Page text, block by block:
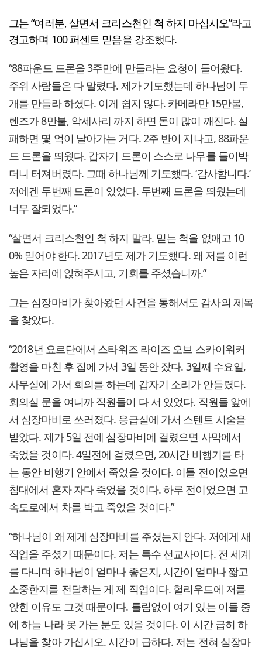
그는 “여러분, 살면서 크리스천인 척 하지 마십시오”라고
경고하며 100 퍼센트 믿음을 강조했다.
“88파운드 드론을 3주만에 만들라는 요청이 들어왔다.
주위 사람들은 다 말렸다. 제가 기도했는데 하나님이 두
개를 만들라 하셨다. 이게 쉽지 않다. 카메라만 15만불,
렌즈가 8만불, 악세사리 까지 하면 돈이 많이 깨진다. 실
패하면 몇 억이 날아가는 거다. 2주 반이 지나고, 88파운
드 드론을 띄웠다. 갑자기 드론이 스스로 나무를 들이박
더니 터져버렸다. 그때 하나님께 기도했다. ‘감사합니다.’
저에겐 두번째 드론이 있었다. 두번째 드론을 띄웠는데
너무 잘되었다.”
“살면서 크리스천인 척 하지 말라. 믿는 척을 없애고 10
0% 믿어야 한다. 2017년도 제가 기도했다. 왜 저를 이런
높은 자리에 앉혀주시고, 기회를 주셨습니까.”
그는 심장마비가 찾아왔던 사건을 통해서도 감사의 제목
을 찾았다.
“2018년 요르단에서 스타워즈 라이즈 오브 스카이워커
촬영을 마친 후 집에 가서 3일 동안 잤다. 3일째 수요일,
사무실에 가서 회의를 하는데 갑자기 소리가 안들렸다.
회의실 문을 여니까 직원들이 다 서 있었다. 직원들 앞에
서 심장마비로 쓰러졌다. 응급실에 가서 스텐트 시술을
받았다. 제가 5일 전에 심장마비에 걸렸으면 사막에서
죽었을 것이다. 4일전에 걸렸으면, 20시간 비행기를 타
는 동안 비행기 안에서 죽었을 것이다. 이틀 전이었으면
침대에서 혼자 자다 죽었을 것이다. 하루 전이었으면 고
속도로에서 차를 박고 죽었을 것이다.”
“하나님이 왜 제게 심장마비를 주셨는지 안다. 저에게 새
직업을 주셨기 때문이다. 저는 특수 선교사이다. 전 세계
를 다니며 하나님이 얼마나 좋은지, 시간이 얼마나 짧고
소중한지를 전달하는 게 제 직업이다. 헐리우드에 저를
앉힌 이유도 그것 때문이다. 틀림없이 여기 있는 이들 중
에 하늘 나라 못 가는 분도 있을 것이다. 이 시간 급히 하
나님을 찾아 가십시오. 시간이 급하다. 저는 전혀 심장마